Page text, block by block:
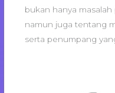
bukan hanya
namun juga tentang
serta penumpang yang